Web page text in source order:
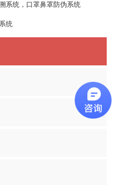
系统，口罩鼻罩防伪系统
统